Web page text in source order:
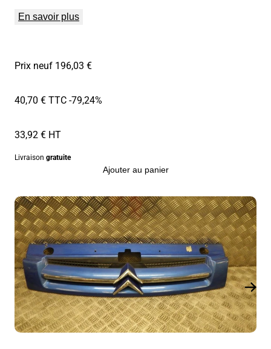
En savoir plus
Prix neuf 196,03 €
40,70 € TTC-79,24%
33,92 € HT
Livraison gratuite
Ajouter au panier